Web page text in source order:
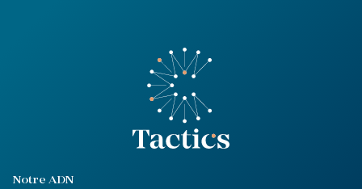
Notre ADN